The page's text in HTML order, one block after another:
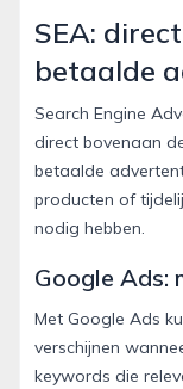
SEA:
betaalde
Search Engine
direct bovenaan
betaalde
producten of
nodig hebben.
Google Ads:
Met Google Ads
verschijnen
keywords die